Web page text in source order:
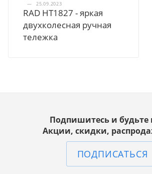
—
25.09.2023
RAD HT1827 - яркая
двухколесная ручная
тележка
Подпишитесь и будьте
Акции, скидки,
ПОДПИСАТЬСЯ